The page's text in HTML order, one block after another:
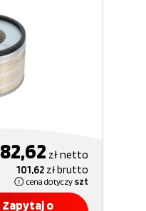
82,62 złnetto
101,62 złbrutto
cena dotyczy szt
Zapytaj o